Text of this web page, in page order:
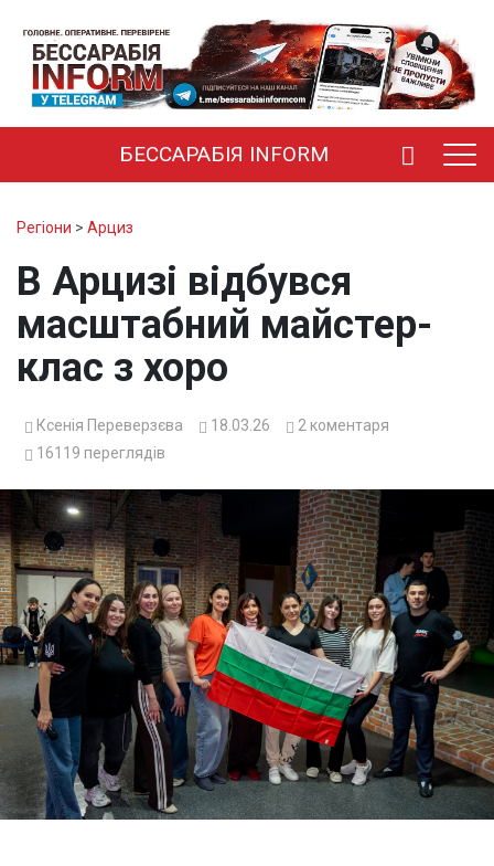
БЕССАРАБІЯ INFORM
Регіони > Арциз
В Арцизі відбувся
масштабний майстер-
клас з хоро
Ксенія Переверзєва 18.03.26 2 коментаря
16119 переглядів